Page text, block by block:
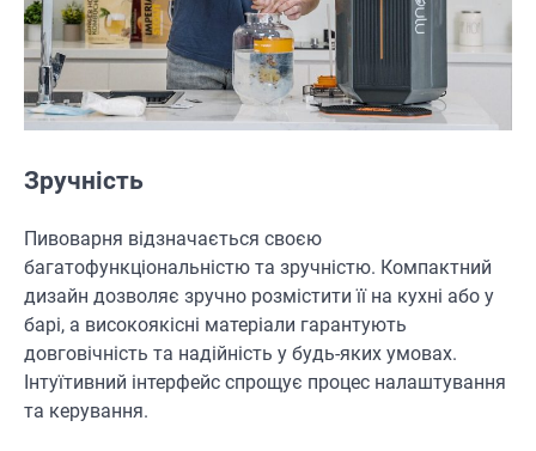
Зручність
Пивоварня відзначається своєю
багатофункціональністю та зручністю. Компактний
дизайн дозволяє зручно розмістити її на кухні або у
барі, а високоякісні матеріали гарантують
довговічність та надійність у будь-яких умовах.
Інтуїтивний інтерфейс спрощує процес налаштування
та керування.